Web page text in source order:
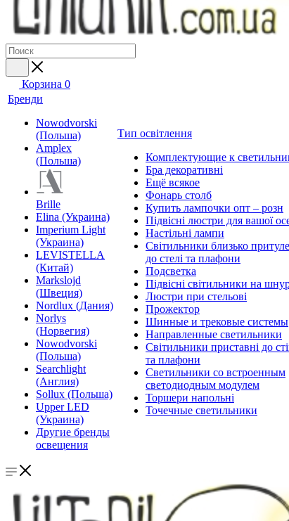
Корзина 0
Бренди
Nowodvorski
(Польша)
Amplex
(Польша)
Brille
Elina (Украина)
Imperium Light
(Украина)
LEVISTELLA
(Китай)
Markslojd
(Швеция)
Nordlux (Дания)
Norlys
(Норвегия)
Nowodvorski
(Польша)
Searchlight
(Англия)
Sollux (Польша)
Upper LED
(Украина)
Другие бренды
освещения
Тип освітлення
Комплектующие к
Бра декоративні
Ещё всякое
Фонарь столб
Купить лампочки опт – розн
Підвісні люстри для вашої
Настільні лампи
Світильники близько
до стелі та плафони
Подсветка
Підвісні світильники на
Люстри при стельові
Прожектор
Шинные и трековые системы
Направленные светильники
Світильники приставні до
та плафони
Светильники со встроенным
светодиодным модулем
Торшери напольні
Точечные светильники